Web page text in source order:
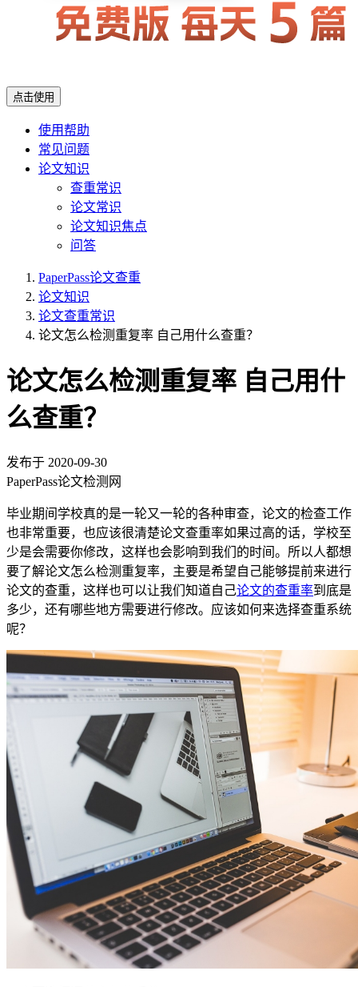
点击使用
使用帮助
常见问题
论文知识
查重常识
论文常识
论文知识焦点
问答
PaperPass论文查重
论文知识
论文查重常识
论文怎么检测重复率 自己用什么查重？
论文怎么检测重复率 自己用什
么查重？
发布于 2020-09-30
PaperPass论文检测网
毕业期间学校真的是一轮又一轮的各种审查，论文的检查工作
也非常重要，也应该很清楚论文查重率如果过高的话，学校至
少是会需要你修改，这样也会影响到我们的时间。所以人都想
要了解论文怎么检测重复率，主要是希望自己能够提前来进行
论文的查重，这样也可以让我们知道自己论文的查重率到底是
多少，还有哪些地方需要进行修改。应该如何来选择查重系统
呢？